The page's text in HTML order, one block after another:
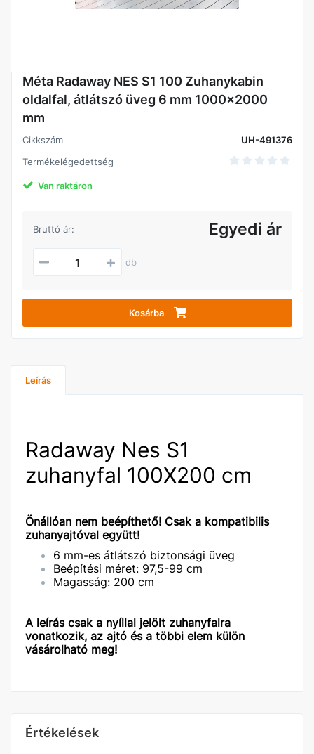
Méta Radaway NES S1 100 Zuhanykabin
oldalfal, átlátszó üveg 6 mm 1000x2000
mm
Cikkszám
UH-491376
Termékelégedettség
Van raktáron
Bruttó ár: Egyedi ár
db
Kosárba
Leírás
Radaway Nes S1
zuhanyfal 100X200 cm
Önállóan nem beépíthető! Csak a kompatibilis
zuhanyajtóval együtt!
6 mm-es átlátszó biztonsági üveg
Beépítési méret: 97,5-99 cm
Magasság: 200 cm
A leírás csak a nyíllal jelölt zuhanyfalra
vonatkozik, az ajtó és a többi elem külön
vásárolható meg!
Értékelések